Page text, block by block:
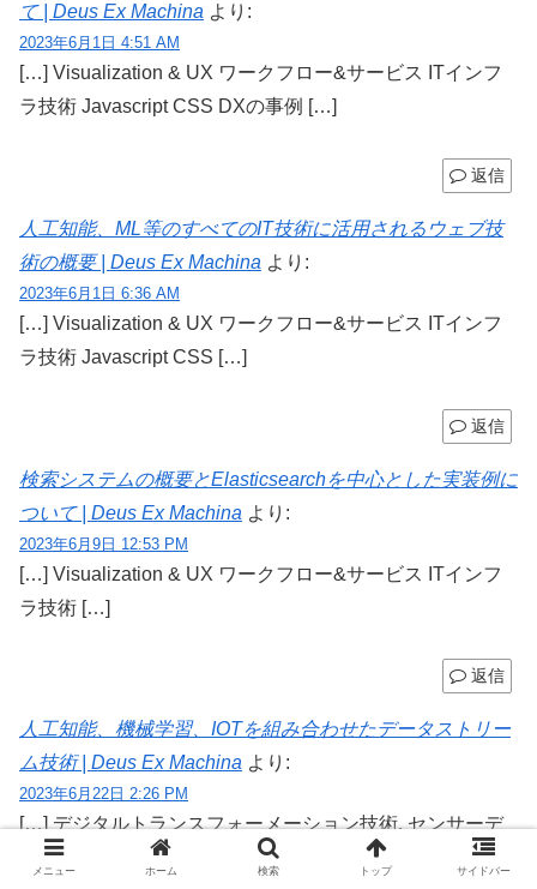
て | Deus Ex Machina より:
2023年6月1日 4:51 AM
[…] Visualization & UX ワークフロー&サービス ITインフ
ラ技術 Javascript CSS DXの事例 […]
返信
人工知能、ML等のすべてのIT技術に活用されるウェブ技
術の概要 | Deus Ex Machina より:
2023年6月1日 6:36 AM
[…] Visualization & UX ワークフロー&サービス ITインフ
ラ技術 Javascript CSS […]
返信
検索システムの概要とElasticsearchを中心とした実装例に
ついて | Deus Ex Machina より:
2023年6月9日 12:53 PM
[…] Visualization & UX ワークフロー&サービス ITインフ
ラ技術 […]
返信
人工知能、機械学習、IOTを組み合わせたデータストリー
ム技術 | Deus Ex Machina より:
2023年6月22日 2:26 PM
[…] デジタルトランスフォーメーション技術. センサーデ
ータ&IOT ICT技術 ICTインフラ技術 […]
メニュー ホーム 検索 トップ サイドバー